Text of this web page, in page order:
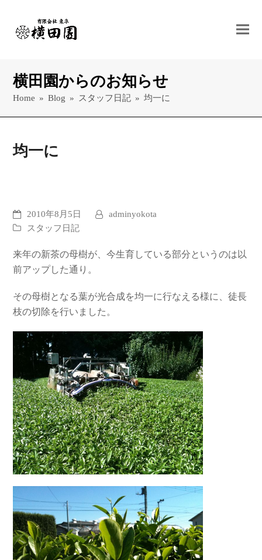
横田園からのお知らせ
Home » Blog » スタッフ日記 » 均一に
均一に
2010年8月5日
adminyokota
スタッフ日記
来年の新茶の母樹が、今生育している部分というのは以
前アップした通り。
その母樹となる葉が光合成を均一に行なえる様に、徒長
枝の切除を行いました。